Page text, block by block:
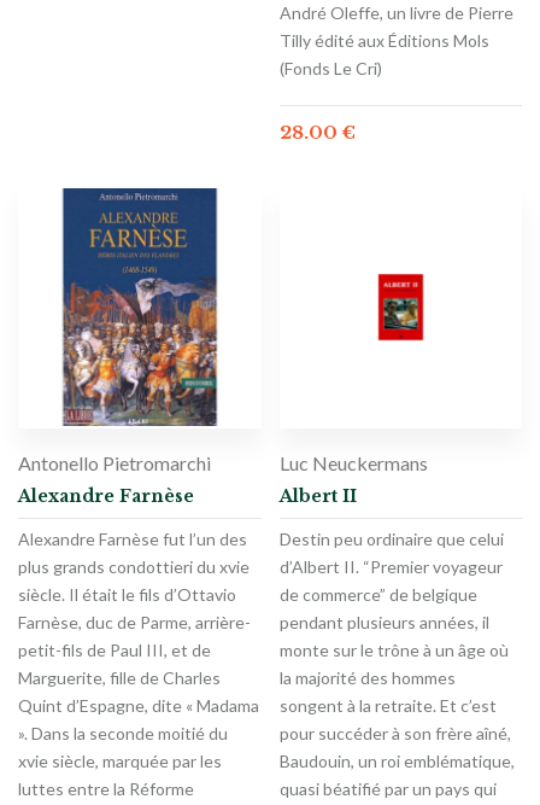
André Oleffe, un livre de Pierre
Tilly édité aux Éditions Mols
(Fonds Le Cri)
28.00 €
Antonello Pietromarchi
Alexandre Farnèse
Alexandre Farnèse fut l’un des
plus grands condottieri du xvie
siècle. Il était le fils d’Ottavio
Farnèse, duc de Parme, arrière-
petit-fils de Paul III, et de
Marguerite, fille de Charles
Quint d’Espagne, dite « Madama
». Dans la seconde moitié du
xvie siècle, marquée par les
luttes entre la Réforme
Luc Neuckermans
Albert II
Destin peu ordinaire que celui
d’Albert II. “Premier voyageur
de commerce” de belgique
pendant plusieurs années, il
monte sur le trône à un âge où
la majorité des hommes
songent à la retraite. Et c’est
pour succéder à son frère aîné,
Baudouin, un roi emblématique,
quasi béatifié par un pays qui